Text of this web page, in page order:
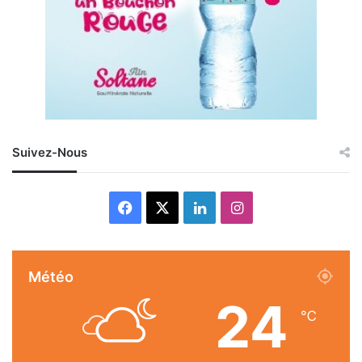
Suivez-Nous
Facebook LinkedinInstagram
Météo
24 ℃